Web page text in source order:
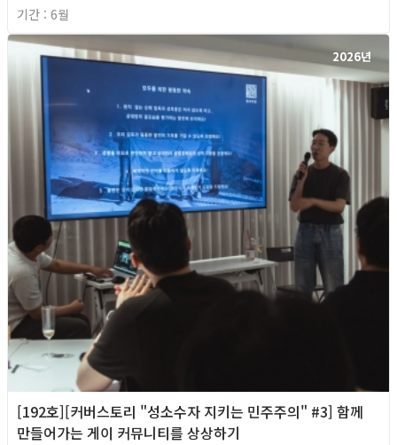
기간 : 6월
2026년
[192호][커버스토리 "성소수자 지키는 민주주의" #3] 함께
만들어가는 게이 커뮤니티를 상상하기